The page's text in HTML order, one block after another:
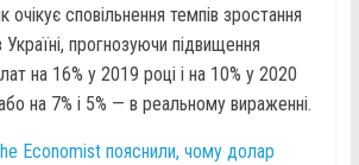
очікує сповільнення темпів зростання
Україні, прогнозуючи підвищення
на 16% у 2019 році і на 10% у 2020
на 7% і 5% — в реальному вираженні.
Economist пояснили, чому долар